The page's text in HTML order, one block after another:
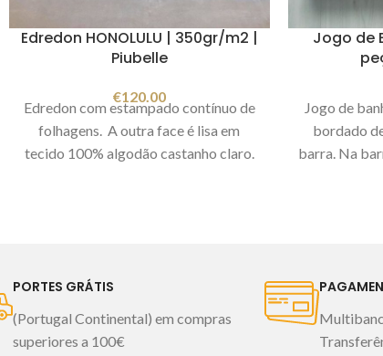
Edredon HONOLULU | 350gr/m2 |
Piubelle
€120.00
Edredon com estampado contínuo de
folhagens. A outra face é lisa em
tecido 100% algodão castanho claro.
fibras ocas 100% poliéster |
forro:100% algodãoFabricado em
PortugalImagem meramente
Jogo de
Jogo de
bordado
barra. Na
1 toalha
1
PORTES GRÁTIS
(Portugal Continental) em compras
superiores a 100€